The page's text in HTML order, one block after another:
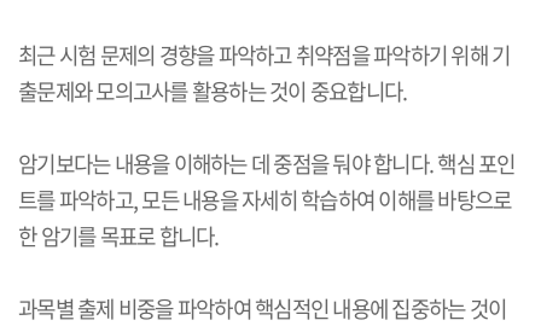
최근 시험 문제의 경향을 파악하고 취약점을 파악하기 위해 기
출문제와 모의고사를 활용하는 것이 중요합니다.
암기보다는 내용을 이해하는 데 중점을 둬야 합니다. 핵심 포인
트를 파악하고, 모든 내용을 자세히 학습하여 이해를 바탕으로
한 암기를 목표로 합니다.
과목별 출제 비중을 파악하여 핵심적인 내용에 집중하는 것이